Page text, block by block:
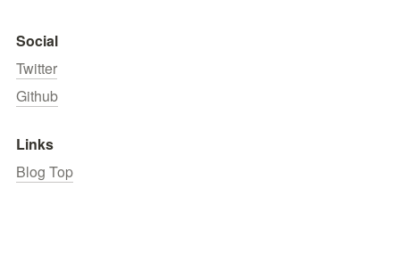
Social
Twitter
Github
Links
Blog Top